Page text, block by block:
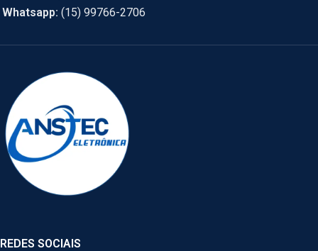
Whatsapp: (15) 99766-2706
REDES SOCIAIS